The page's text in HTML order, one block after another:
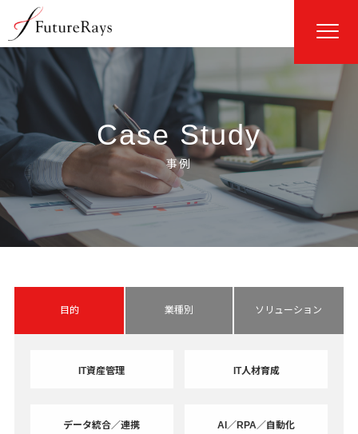
Case Study
目的 業種別 ソリューション
IT資産管理 IT人材育成
データ統合／連携 AI／RPA／自動化